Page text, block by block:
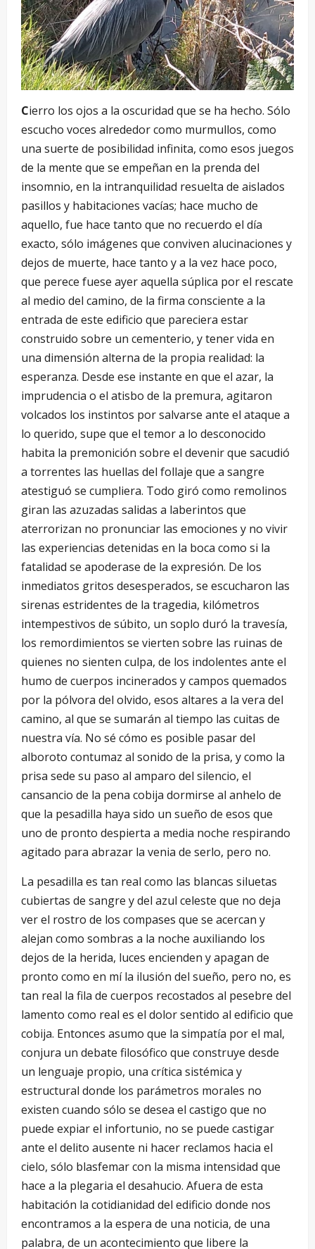
Cierro los ojos a la oscuridad que se ha hecho. Sólo
escucho voces alrededor como murmullos, como
una suerte de posibilidad infinita, como esos juegos
de la mente que se empeñan en la prenda del
insomnio, en la intranquilidad resuelta de aislados
pasillos y habitaciones vacías; hace mucho de
aquello, fue hace tanto que no recuerdo el día
exacto, sólo imágenes que conviven alucinaciones y
dejos de muerte, hace tanto y a la vez hace poco,
que perece fuese ayer aquella súplica por el rescate
al medio del camino, de la firma consciente a la
entrada de este edificio que pareciera estar
construido sobre un cementerio, y tener vida en
una dimensión alterna de la propia realidad: la
esperanza. Desde ese instante en que el azar, la
imprudencia o el atisbo de la premura, agitaron
volcados los instintos por salvarse ante el ataque a
lo querido, supe que el temor a lo desconocido
habita la premonición sobre el devenir que sacudió
a torrentes las huellas del follaje que a sangre
atestiguó se cumpliera. Todo giró como remolinos
giran las azuzadas salidas a laberintos que
aterrorizan no pronunciar las emociones y no vivir
las experiencias detenidas en la boca como si la
fatalidad se apoderase de la expresión. De los
inmediatos gritos desesperados, se escucharon las
sirenas estridentes de la tragedia, kilómetros
intempestivos de súbito, un soplo duró la travesía,
los remordimientos se vierten sobre las ruinas de
quienes no sienten culpa, de los indolentes ante el
humo de cuerpos incinerados y campos quemados
por la pólvora del olvido, esos altares a la vera del
camino, al que se sumarán al tiempo las cuitas de
nuestra vía. No sé cómo es posible pasar del
alboroto contumaz al sonido de la prisa, y como la
prisa sede su paso al amparo del silencio, el
cansancio de la pena cobija dormirse al anhelo de
que la pesadilla haya sido un sueño de esos que
uno de pronto despierta a media noche respirando
agitado para abrazar la venia de serlo, pero no.
La pesadilla es tan real como las blancas siluetas
cubiertas de sangre y del azul celeste que no deja
ver el rostro de los compases que se acercan y
alejan como sombras a la noche auxiliando los
dejos de la herida, luces encienden y apagan de
pronto como en mí la ilusión del sueño, pero no, es
tan real la fila de cuerpos recostados al pesebre del
lamento como real es el dolor sentido al edificio que
cobija. Entonces asumo que la simpatía por el mal,
conjura un debate filosófico que construye desde
un lenguaje propio, una crítica sistémica y
estructural donde los parámetros morales no
existen cuando sólo se desea el castigo que no
puede expiar el infortunio, no se puede castigar
ante el delito ausente ni hacer reclamos hacia el
cielo, sólo blasfemar con la misma intensidad que
hace a la plegaria el desahucio. Afuera de esta
habitación la cotidianidad del edificio donde nos
encontramos a la espera de una noticia, de una
palabra, de un acontecimiento que libere la